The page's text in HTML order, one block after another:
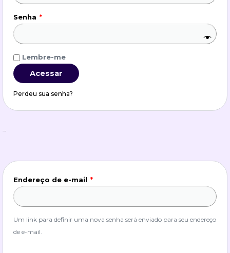
Senha *
Lembre-me
Acessar
Perdeu sua senha?
Endereço de e-mail *
Um link para definir uma nova senha será enviado para seu endereço
de e-mail.